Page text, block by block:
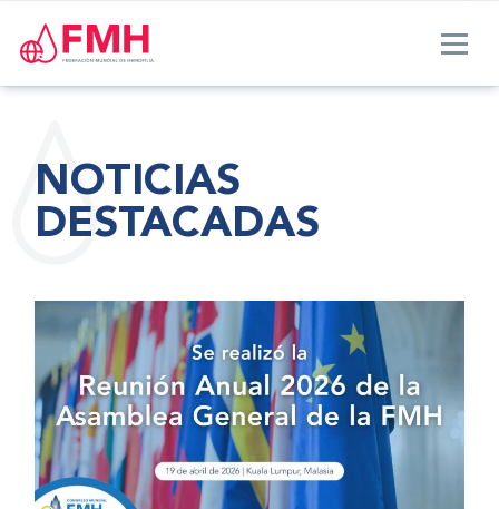
NOTICIAS
DESTACADAS